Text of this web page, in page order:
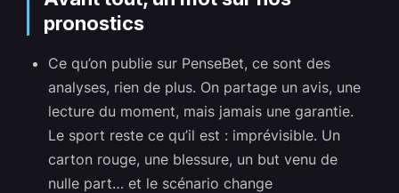
pronostics
Ce qu’on publie sur PenseBet, ce sont des
analyses, rien de plus. On partage un avis, une
lecture du moment, mais jamais une garantie.
Le sport reste ce qu’il est : imprévisible. Un
carton rouge, une blessure, un but venu de
nulle part… et le scénario change